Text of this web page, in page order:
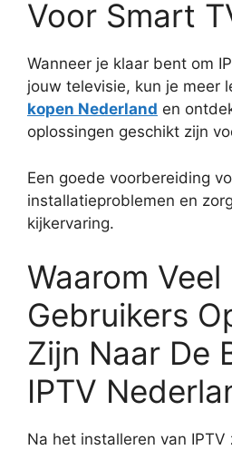
Voor Smart
Wanneer je klaar bent om
jouw televisie, kun je meer
kopen Nederland en
oplossingen geschikt zijn
Een goede voorbereiding
installatieproblemen en
kijkervaring.
Waarom Veel
Gebruikers
Zijn Naar De
IPTV
Na het installeren van IPTV